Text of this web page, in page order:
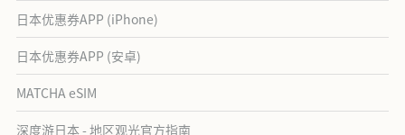
日本优惠券APP (iPhone)
日本优惠券APP (安卓)
MATCHA eSIM
深度游日本 - 地区观光官方指南